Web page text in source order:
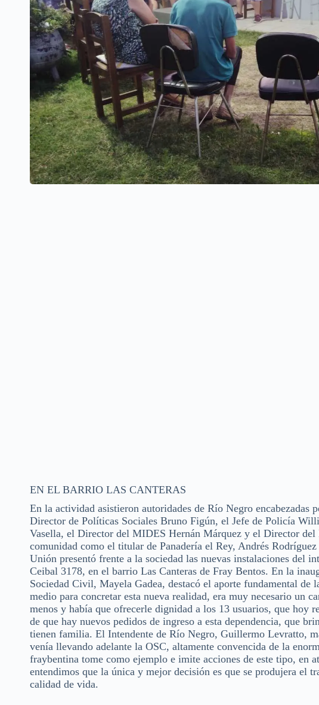
EN EL BARRIO LAS CANTERAS
En la actividad asistieron autoridades de Río Negro
Director de Políticas Sociales Bruno Figún, el Jefe de Policía
Vasella, el Director del MIDES Hernán Márquez y el Director
comunidad como el titular de Panadería el Rey, Andrés
Unión presentó frente a la sociedad las nuevas instalaciones del
Ceibal 3178, en el barrio Las Canteras de Fray Bentos. En la
Sociedad Civil, Mayela Gadea, destacó el aporte fundamental
medio para concretar esta nueva realidad, era muy necesario un
menos y había que ofrecerle dignidad a los 13 usuarios, que
de que hay nuevos pedidos de ingreso a esta dependencia, que
tienen familia. El Intendente de Río Negro, Guillermo Levratto,
venía llevando adelante la OSC, altamente convencida de la
fraybentina tome como ejemplo e imite acciones de este tipo, en
entendimos que la única y mejor decisión es que se produjera el
calidad de vida.